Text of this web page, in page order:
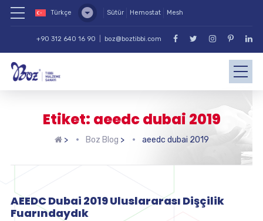
Türkçe Sütür Hemostat Mesh
+90 312 640 16 90 boz@boztibbi.com
Etiket: aeedc dubai 2019
> Boz Blog > aeedc dubai 2019
AEEDC Dubai 2019 Uluslararası Dişçilik
Fuarındaydık